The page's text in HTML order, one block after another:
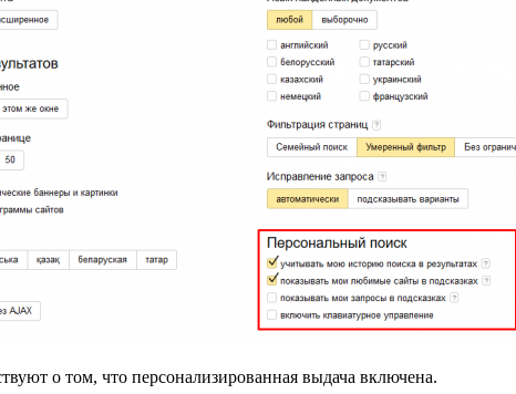
о том, что персонализированная выдача включена.